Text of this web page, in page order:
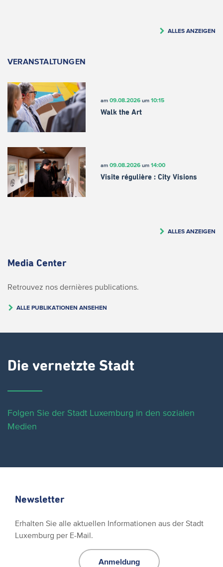
ALLES ANZEIGEN
VERANSTALTUNGEN
am 09.08.2026um 10:15
Walk the Art
am 09.08.2026um 14:00
Visite régulière : City Visions
ALLES ANZEIGEN
Media Center
Retrouvez nos dernières publications.
ALLE PUBLIKATIONEN ANSEHEN
Die vernetzte Stadt
Folgen Sie der Stadt Luxemburg in den sozialen
Medien
Newsletter
Erhalten Sie alle aktuellen Informationen aus der Stadt
Luxemburg per E-Mail.
Anmeldung